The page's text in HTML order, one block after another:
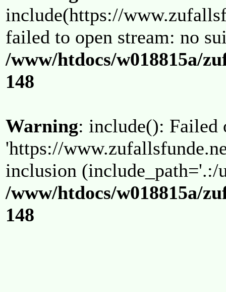
include(https://
failed to open stream: no
/www/htdocs/w018815a/
148
Warning: include(): Failed
'https://
inclusion (include_path='.:/
/www/htdocs/w018815a/
148